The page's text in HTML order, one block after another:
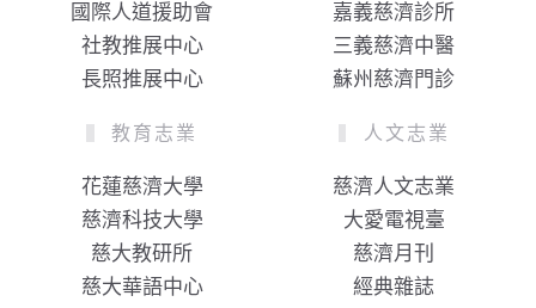
國際人道援助會
社教推展中心
長照推展中心
嘉義慈濟診所
三義慈濟中醫
蘇州慈濟門診
教育志業
花蓮慈濟大學
慈濟科技大學
慈大教研所
慈大華語中心
人文志業
慈濟人文志業
大愛電視臺
慈濟月刊
經典雜誌